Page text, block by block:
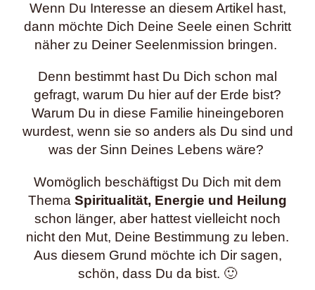
Wenn Du Interesse an diesem Artikel hast,
dann möchte Dich Deine Seele einen Schritt
näher zu Deiner Seelenmission bringen.
Denn bestimmt hast Du Dich schon mal
gefragt, warum Du hier auf der Erde bist?
Warum Du in diese Familie hineingeboren
wurdest, wenn sie so anders als Du sind und
was der Sinn Deines Lebens wäre?
Womöglich beschäftigst Du Dich mit dem
Thema Spiritualität, Energie und Heilung
schon länger, aber hattest vielleicht noch
nicht den Mut, Deine Bestimmung zu leben.
Aus diesem Grund möchte ich Dir sagen,
schön, dass Du da bist. 🙂